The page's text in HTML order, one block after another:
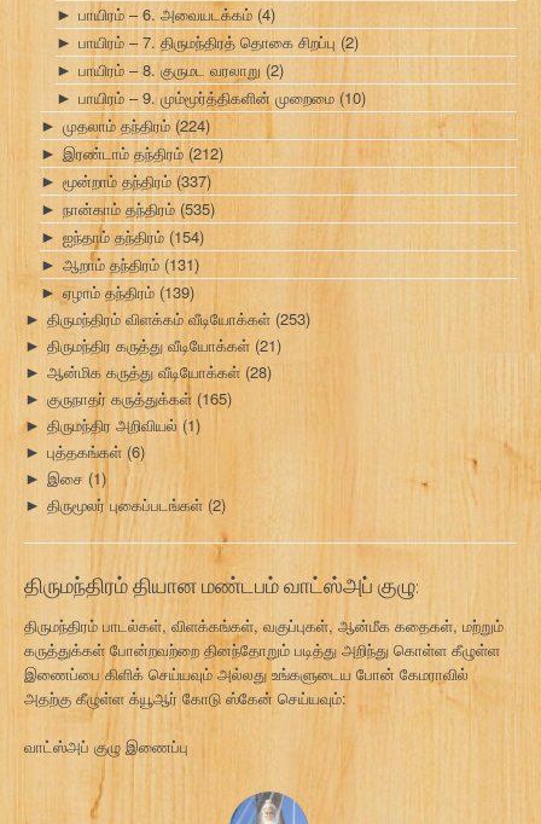
► பாயிரம் – 6. அவையடக்கம் (4)
► பாயிரம் – 7. திருமந்திரத் தொகை சிறப்பு (2)
► பாயிரம் – 8. குருமட வரலாறு (2)
► பாயிரம் – 9. மும்மூர்த்திகளின் முறைமை (10)
► முதலாம் தந்திரம் (224)
► இரண்டாம் தந்திரம் (212)
► மூன்றாம் தந்திரம் (337)
► நான்காம் தந்திரம் (535)
► ஐந்தாம் தந்திரம் (154)
► ஆறாம் தந்திரம் (131)
► ஏழாம் தந்திரம் (139)
► திருமந்திரம் விளக்கம் வீடியோக்கள் (253)
► திருமந்திர கருத்து வீடியோக்கள் (21)
► ஆன்மிக கருத்து வீடியோக்கள் (28)
► குருநாதர் கருத்துக்கள் (165)
► திருமந்திர அறிவியல்(1)
► புத்தகங்கள் (6)
► இசை (1)
► திருமூலர் புகைப்படங்கள் (2)
திருமந்திரம் தியான மண்டபம் வாட்ஸ்அப் குழு:
திருமந்திரம் பாடல்கள், விளக்கங்கள், வகுப்புகள், ஆன்மீக கதைகள், மற்றும்
கருத்துக்கள் போன்றவற்றை தினந்தோறும் படித்து அறிந்து கொள்ள கீழுள்ள
இணைப்பை கிளிக் செய்யவும் அல்லது உங்களுடைய போன் கேமராவில்
அதற்கு கீழுள்ள க்யூஆர் கோடு ஸ்கேன் செய்யவும்:
வாட்ஸ்அப் குழு இணைப்பு